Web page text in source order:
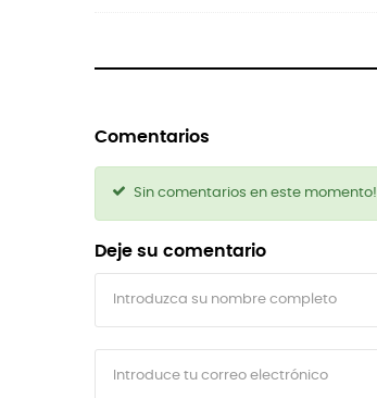
Comentarios
Sin comentarios en este momento!
Deje su comentario